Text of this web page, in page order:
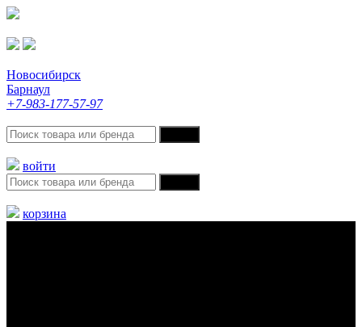
Новосибирск
Барнаул
+7-983-177-57-97
войти
корзина